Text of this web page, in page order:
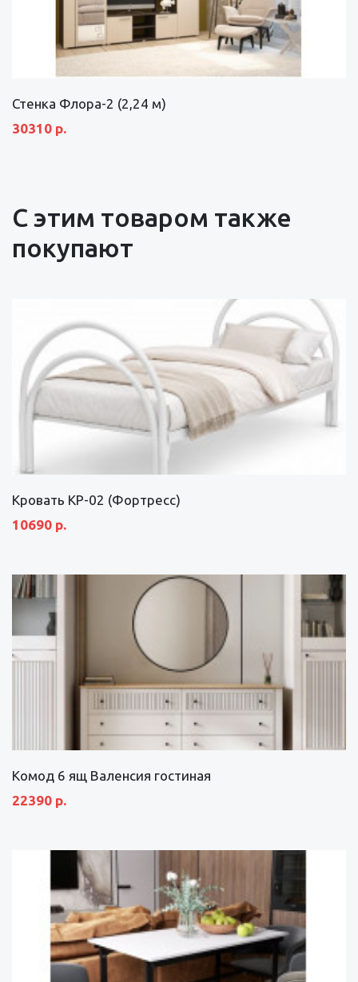
Стенка Флора-2 (2,24 м)
30310 р.
С этим товаром также
покупают
Кровать КР-02 (Фортресс)
10690 р.
Комод 6 ящ Валенсия гостиная
22390 р.